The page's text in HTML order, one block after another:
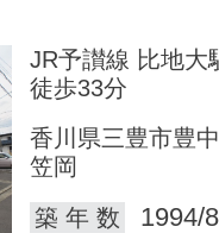
JR予讃線 比地大
徒歩33分
香川県三豊市豊
笠岡
築 年 数
1994/